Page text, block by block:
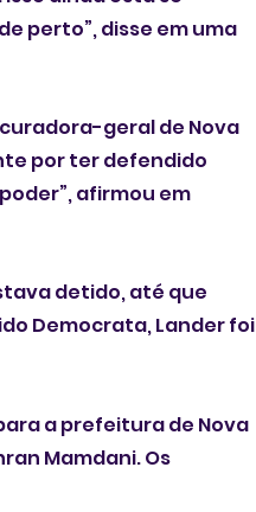
perto”, disse em uma
geral de Nova
por ter defendido
afirmou em
detido, até que
Democrata, Lander foi
a prefeitura de Nova
Mamdani. Os